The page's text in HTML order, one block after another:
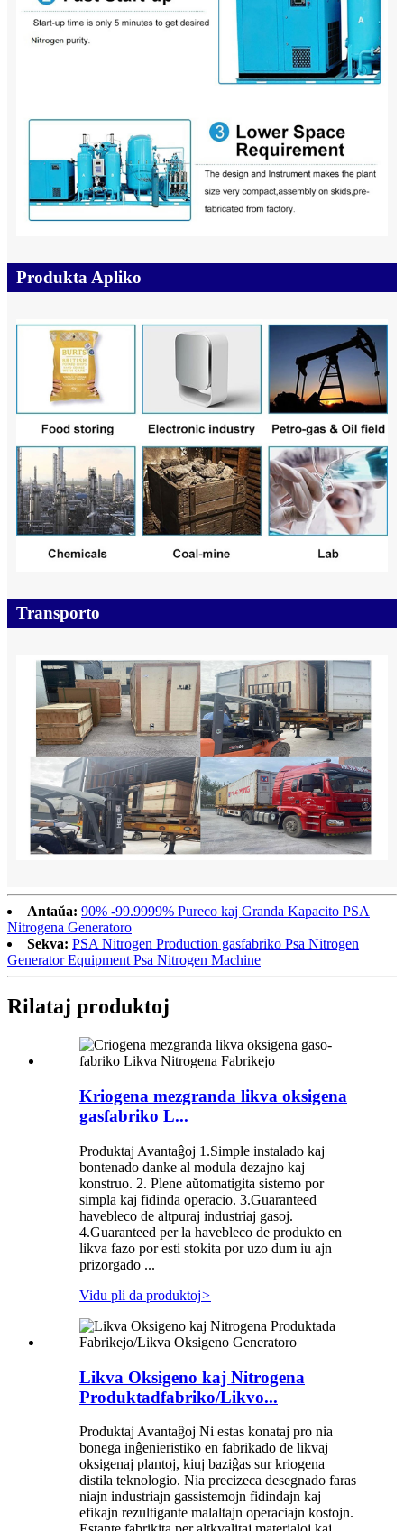
Produkta Apliko
Transporto
Antaŭa: 90% -99.9999% Pureco kaj Granda Kapacito PSA
Nitrogena Generatoro
Sekva: PSA Nitrogen Production gasfabriko Psa Nitrogen
Generator Equipment Psa Nitrogen Machine
Rilataj produktoj
Kriogena mezgranda likva oksigena
gasfabriko L...
Produktaj Avantaĝoj 1.Simple instalado kaj
bontenado danke al modula dezajno kaj
konstruo. 2. Plene aŭtomatigita sistemo por
simpla kaj fidinda operacio. 3.Guaranteed
havebleco de altpuraj industriaj gasoj.
4.Guaranteed per la havebleco de produkto en
likva fazo por esti stokita por uzo dum iu ajn
prizorgado ...
Vidu pli da produktoj>
Likva Oksigeno kaj Nitrogena
Produktadfabriko/Likvo...
Produktaj Avantaĝoj Ni estas konataj pro nia
bonega inĝenieristiko en fabrikado de likvaj
oksigenaj plantoj, kiuj baziĝas sur kriogena
distila teknologio. Nia precizeca desegnado faras
niajn industriajn gassistemojn fidindajn kaj
efikajn rezultigante malaltajn operaciajn kostojn.